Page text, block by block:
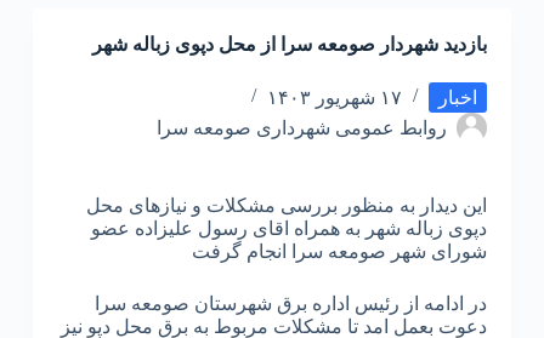
بازدید شهردار صومعه سرا از محل دپوی زباله شهر
اخبار
۱۷ شهریور ۱۴۰۳
روابط عمومی شهرداری صومعه سرا
این دیدار به منظور بررسی مشکلات و نیازهای محل
دپوی زباله شهر به همراه اقای رسول علیزاده عضو
شورای شهر صومعه سرا انجام گرفت
در ادامه از رئیس اداره برق شهرستان صومعه سرا
دعوت بعمل امد تا مشکلات مربوط به برق محل دپو نیز